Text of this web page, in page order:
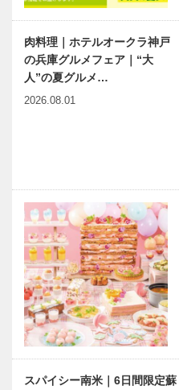
レトルトパッ
クが新登…
有馬温泉歴史
人物帖 ～其
の弐拾六～
仙石* 秀久
ご対面
肉料理｜ホテルオークラ神戸
の兵庫グルメフェア｜“大
人”の夏グルメ…
2026.08.01
スパイシー南米｜6日間限定蘇